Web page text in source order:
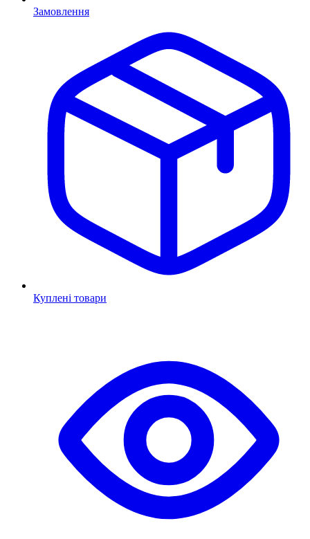
Замовлення
Куплені товари